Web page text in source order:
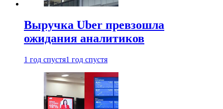
Выручка Uber превзошла
ожидания аналитиков
1 год спустя1 год спустя